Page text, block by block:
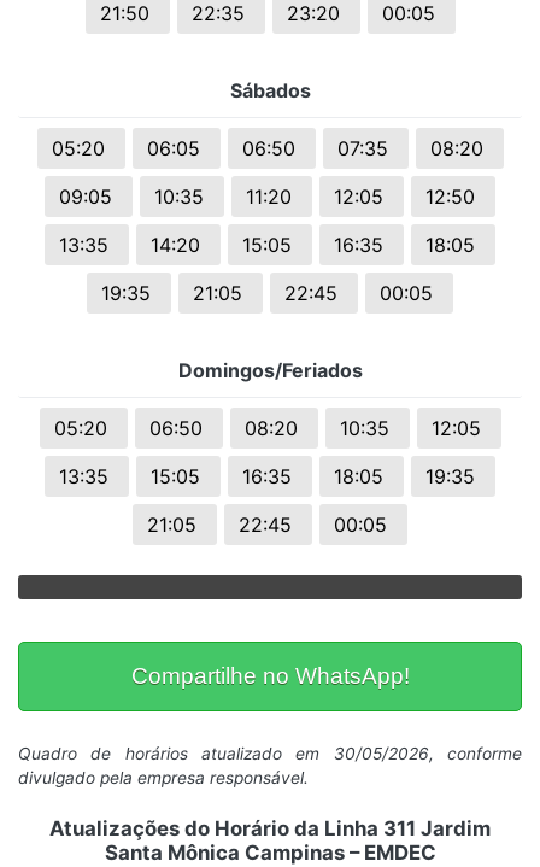
21:50
22:35 23:20 00:05
Sábados
05:20 06:05 06:50 07:35
08:20
09:05
10:35 11:20 12:05
12:50
13:35
14:20 15:05 16:35
18:05
19:35
21:05 22:45 00:05
Domingos/Feriados
05:20 06:50 08:20 10:35
12:05
13:35
15:05 16:35 18:05
19:35
21:05
22:45 00:05
Compartilhe no WhatsApp!
Quadro de horários atualizado em 30/05/2026, conforme
divulgado pela empresa responsável.
Atualizações do Horário da Linha 311 Jardim
Santa Mônica Campinas – EMDEC